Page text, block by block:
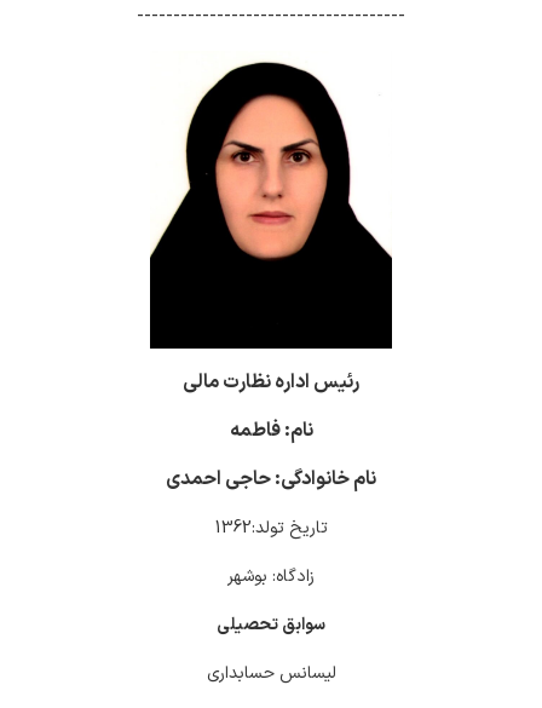
-------------------------------------
رئیس اداره نظارت مالی
نام: فاطمه
نام خانوادگی: حاجی احمدی
تاریخ تولد:1362
زادگاه: بوشهر
سوابق تحصیلی
لیسانس حسابداری